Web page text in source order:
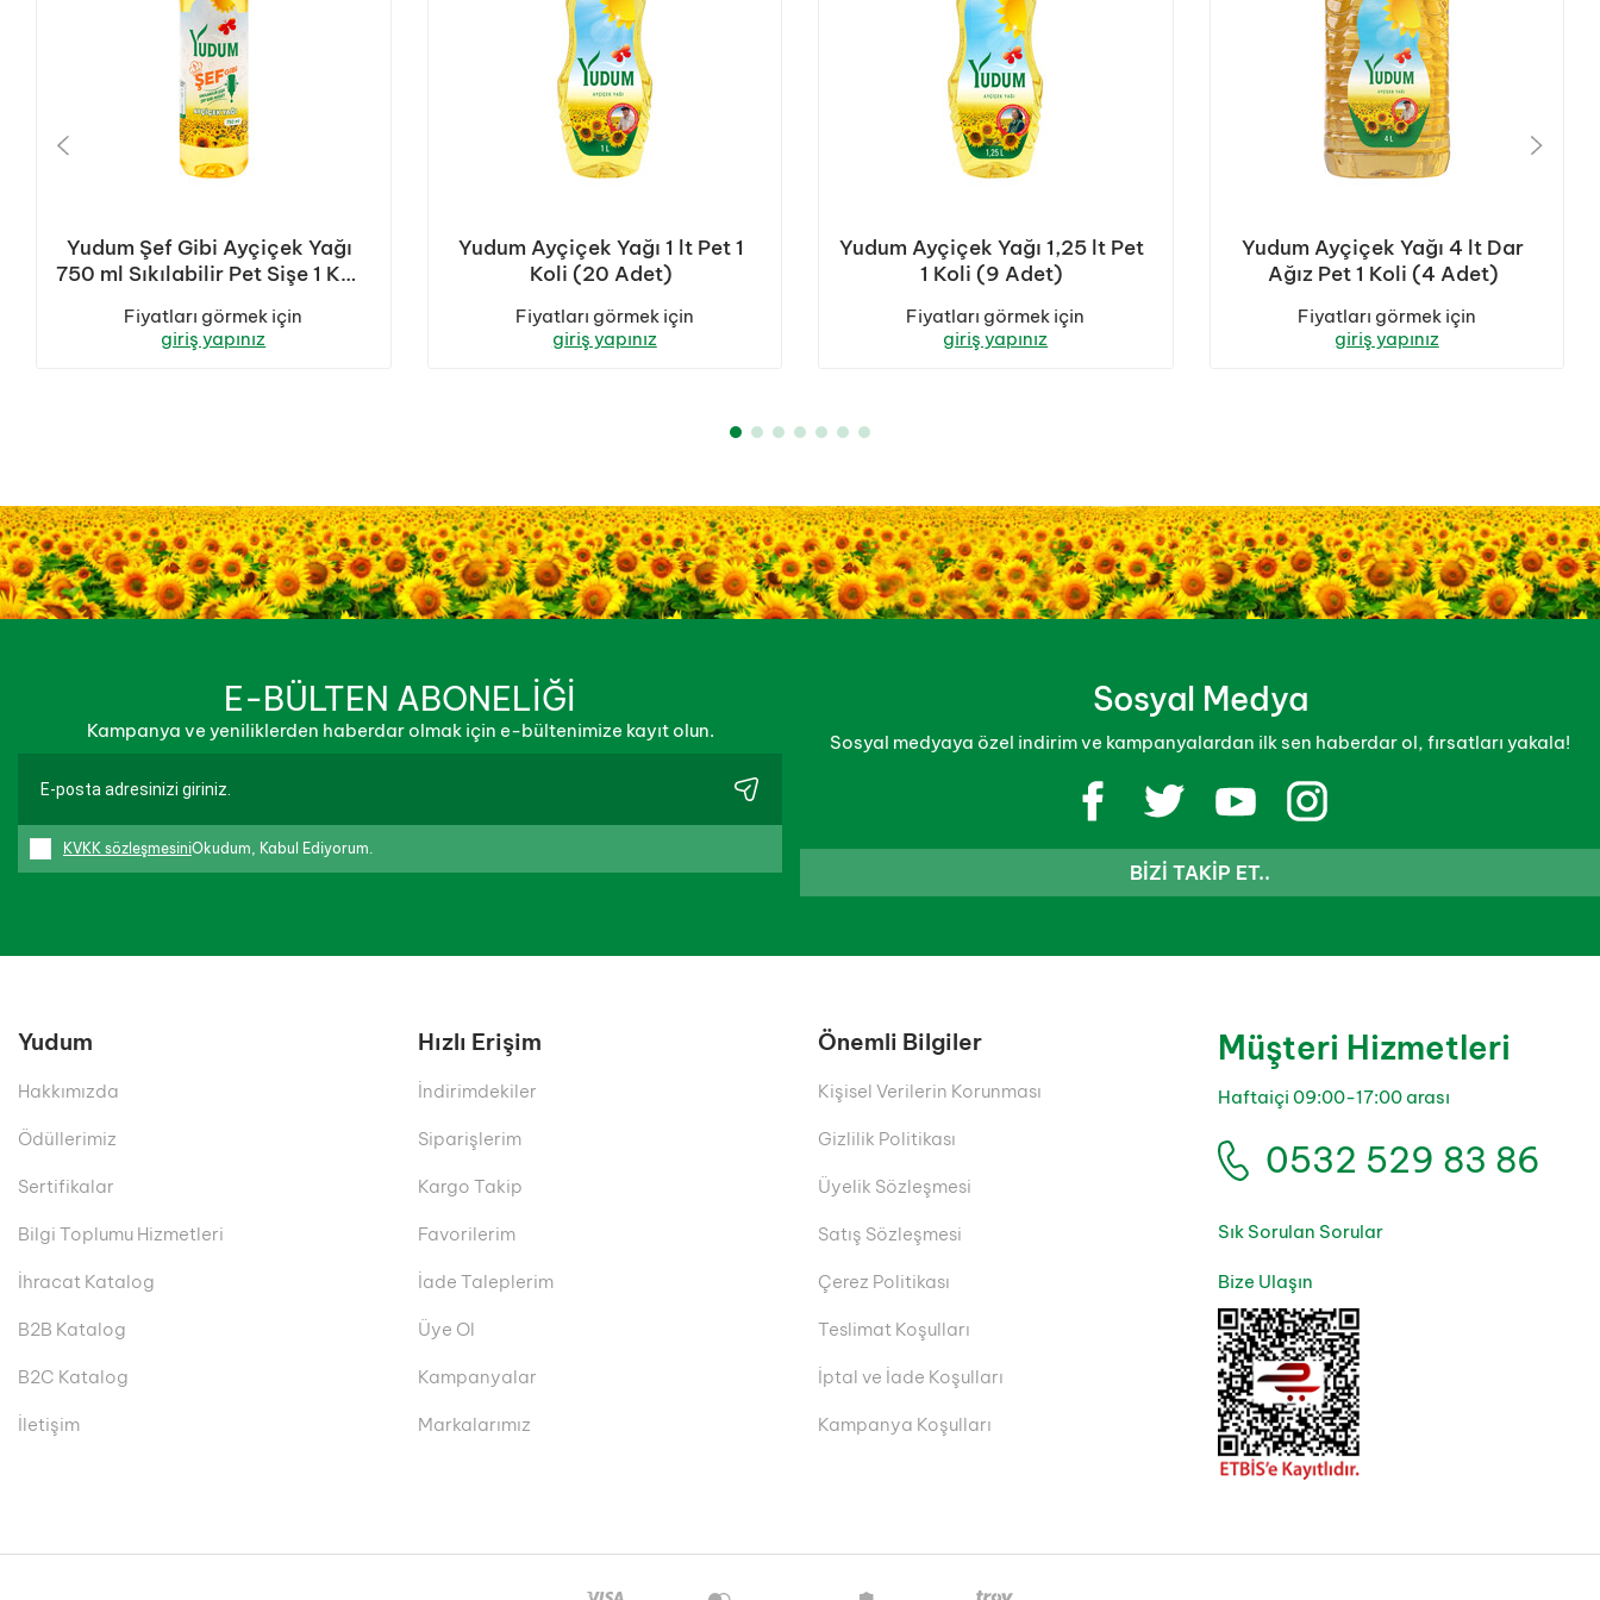
Yudum Şef Gibi Ayçiçek Yağı
750 ml Sıkılabilir Pet Sişe 1 Koli
Fiyatları görmek için
giriş yapınız
Yudum Ayçiçek Yağı 1 lt Pet 1
Koli (20 Adet)
Fiyatları görmek için
giriş yapınız
Yudum Ayçiçek Yağı 1,25 lt Pet
1 Koli (9 Adet)
Fiyatları görmek için
giriş yapınız
Yudum Ayçiçek Yağı 4 lt Dar
Ağız Pet 1 Koli (4 Adet)
Fiyatları görmek için
giriş yapınız
E-BÜLTEN ABONELİĞİ
Kampanya ve yeniliklerden haberdar olmak için e-bültenimize kayıt olun.
KVKK sözleşmesiniOkudum, Kabul Ediyorum.
Sosyal Medya
Sosyal medyaya özel indirim ve kampanyalardan ilk sen haberdar ol, fırsatları yakala!
BIZI TAKIP ET..
Yudum
Hakkımızda
Ödüllerimiz
Sertifikalar
Bilgi Toplumu Hizmetleri
İhracat Katalog
B2B Katalog
B2C Katalog
İletişim
Hızlı Erişim
İndirimdekiler
Siparişlerim
Kargo Takip
Favorilerim
İade Taleplerim
Üye Ol
Kampanyalar
Markalarımız
Önemli Bilgiler
Kişisel Verilerin Korunması
Gizlilik Politikası
Üyelik Sözleşmesi
Satış Sözleşmesi
Çerez Politikası
Teslimat Koşulları
İptal ve İade Koşulları
Kampanya Koşulları
Müşteri Hizmetleri
Haftaiçi 09:00-17:00 arası
0532 529 83 86
Sık Sorulan Sorular
Bize Ulaşın